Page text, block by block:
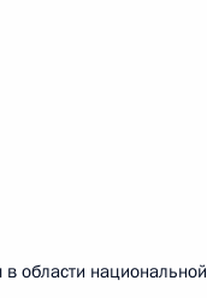
в области